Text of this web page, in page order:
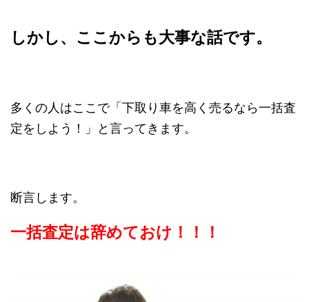
しかし、ここからも大事な話です。
多くの人はここで「下取り車を高く売るなら一括査
定をしよう！」と言ってきます。
断言します。
一括査定は辞めておけ！！！